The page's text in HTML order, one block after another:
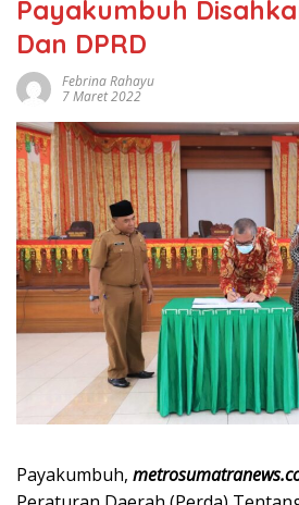
Payakumbuh
Dan DPRD
Febrina Rahayu
7 Maret 2022
Payakumbuh,